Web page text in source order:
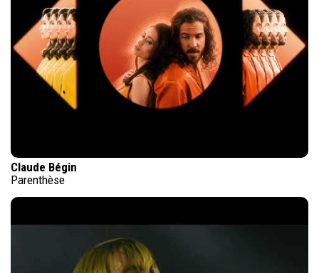
Claude Bégin
Parenthèse